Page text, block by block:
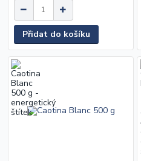
Přidat do košíku